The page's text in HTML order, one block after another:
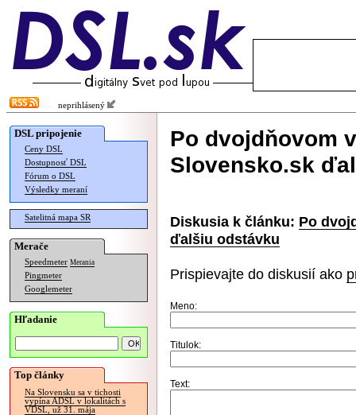
neprihlásený
DSL pripojenie
Ceny DSL
Dostupnosť DSL
Fórum o DSL
Výsledky meraní
Satelitná mapa SR
Merače
Speedmeter Merania
Pingmeter
Googlemeter
Hľadanie
Top články
Na Slovensku sa v tichosti
vypína ADSL v lokalitách s
VDSL, už 31. mája
Po dvojdňovom
Slovensko.sk
Diskusia k článku: Po
ďalšiu odstávku
Prispievajte do diskusií ako
Meno:
Titulok:
Text: